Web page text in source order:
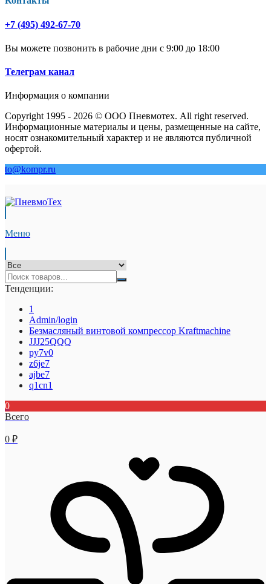
+7 (495) 492-67-70
Вы можете позвонить в рабочие дни с 9:00 до 18:00
Телеграм канал
Информация о компании
Copyright 1995 - 2026 © ООО Пневмотех. All right reserved.
Информационные материалы и цены, размещенные на сайте,
носят ознакомительный характер и не являются публичной
офертой.
to@kompr.ru
Меню
Тенденции:
1
Admin/login
Безмасляный винтовой компрессор Kraftmaсhine
JJJ25QQQ
py7v0
z6je7
ajbe7
q1cn1
0
Всего
0 ₽